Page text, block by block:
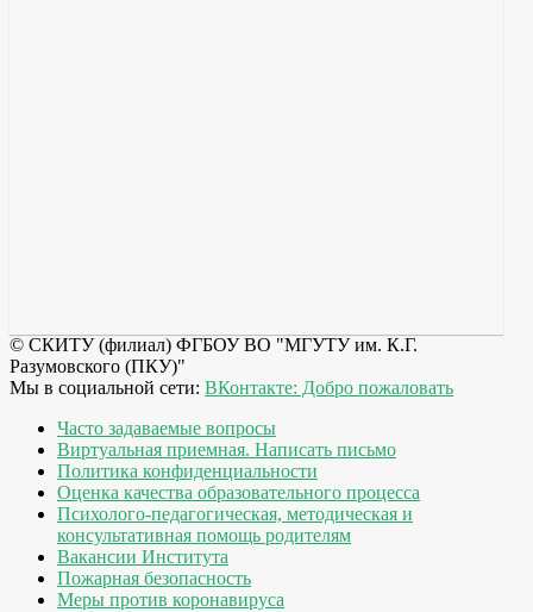
© СКИТУ (филиал) ФГБОУ ВО "МГУТУ им. К.Г.
Разумовского (ПКУ)"
Мы в социальной сети: ВКонтакте: Добро пожаловать
Часто задаваемые вопросы
Виртуальная приемная. Написать письмо
Политика конфиденциальности
Оценка качества образовательного процесса
Психолого-педагогическая, методическая и
консультативная помощь родителям
Вакансии Института
Пожарная безопасность
Меры против коронавируса